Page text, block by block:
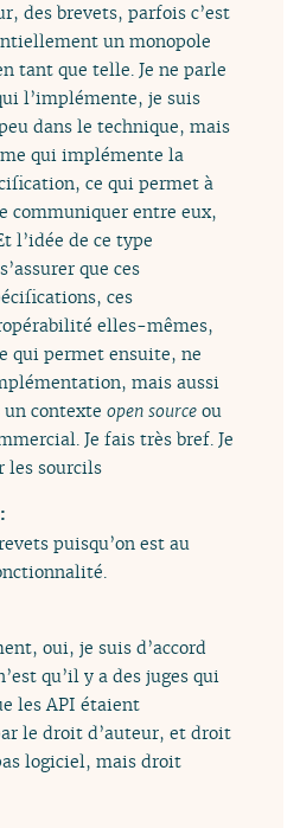
des brevets, parfois c’est
un monopole
tant que telle. Je ne parle
l’implémente, je suis
dans le technique, mais
qui implémente la
ce qui permet à
communiquer entre eux,
l’idée de ce type
que ces
ces
elles-mêmes,
qui permet ensuite, ne
mais aussi
un contexteopen source ou
Je fais très bref. Je
les sourcils
puisqu’on est au
oui, je suis d’accord
qu’il y a des juges qui
les API étaient
le droit d’auteur, et droit
logiciel, mais droit